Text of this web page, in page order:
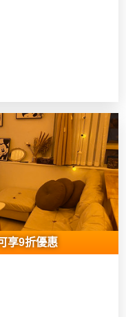
享9折優惠